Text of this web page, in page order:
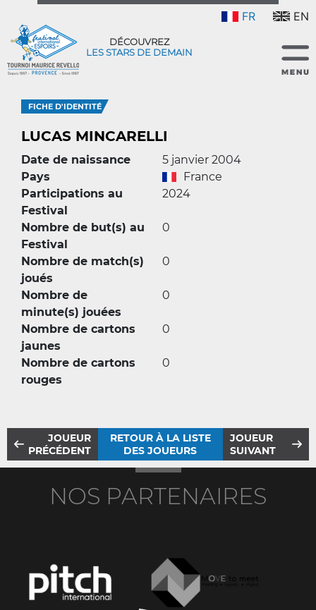
FR EN
DÉCOUVREZ
LES STARS DE DEMAIN
FICHE D'IDENTITÉ
LUCAS MINCARELLI
Date de naissance
5 janvier 2004
Pays
France
Participations au
Festival
2024
Nombre de but(s) au
Festival
0
Nombre de match(s)
joués
0
Nombre de
minute(s) jouées
0
Nombre de cartons
jaunes
0
Nombre de cartons
rouges
0
JOUEUR
PRÉCÉDENT
RETOUR À LA LISTE
DES JOUEURS
JOUEUR
SUIVANT
NOS PARTENAIRES